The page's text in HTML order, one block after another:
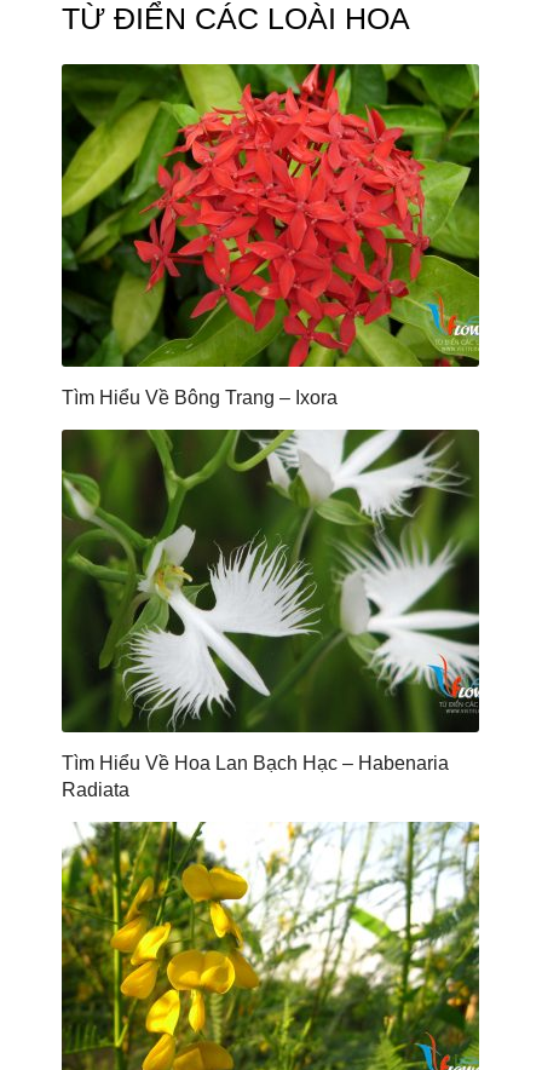
TỪ ĐIỂN CÁC LOÀI HOA
Tìm Hiểu Về Bông Trang – Ixora
Tìm Hiểu Về Hoa Lan Bạch Hạc – Habenaria
Radiata